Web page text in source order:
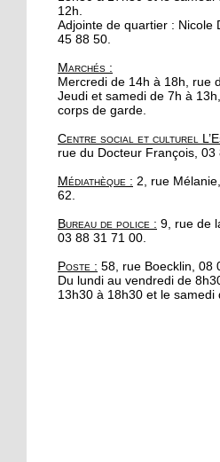
17 octobre 2017
portée de main
17 octobre 2017
Se redresser grâce
Parcours
Automne fleuri
commerces à la
Robertsau
13 octobre 2017
12h.
Adjointe de quartier : Nicole
45 88 50.
Marchés :
Mercredi de 14h à 18h, rue
Jeudi et samedi de 7h à
corps de garde.
Centre social et culturel
rue du Docteur François, 03
Médiathèque : 2, rue
62.
Bureau de police : 9, rue de
03 88 31 71 00.
Poste : 58, rue Boecklin, 08
Du lundi au vendredi de
13h30 à 18h30 et le samedi